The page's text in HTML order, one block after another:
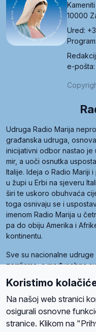
Kameniti
10000
Ured:
e-pošta:
Udruga Radio Marija
građanska udruga,
inicijativni odbor nastao
mir, a uoči osnutka
Italije. Ideja o Radio Mariji
u župi u Erbi na sjeveru
širi te uskoro obuhvaća
toga osnivaju se i
imenom Radio Marija u
pa do obiju Amerika i
kontinentu.
Sve su nacionalne
zemljama, a međusobna
Radio Maria). Svjetsku
kojima je i hrvatska
Koristimo
Na našoj web stranici
osigurali osnovne
stranice. Klikom na